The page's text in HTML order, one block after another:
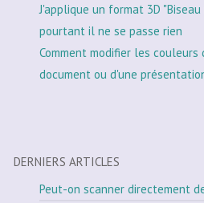
J'applique un format 3D
pourtant il ne se passe rien
Comment modifier les
document ou d'une
DERNIERS ARTICLES
Peut-on scanner directement